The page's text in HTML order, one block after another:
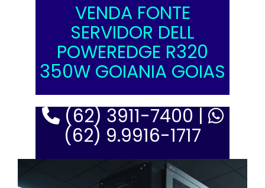
VENDA FONTE
SERVIDOR DELL
POWEREDGE R320
350W GOIANIA GOIAS
(62) 3911-7400 |
(62) 9.9916-1717